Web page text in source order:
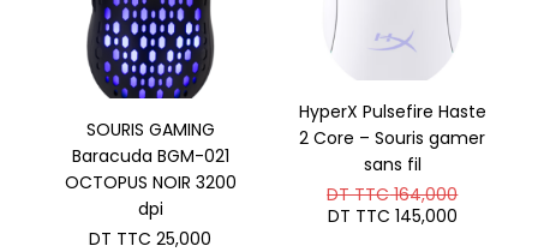
SOURIS GAMING
Baracuda BGM-021
OCTOPUS NOIR 3200
dpi
DT TTC 25,000
HyperX Pulsefire Haste
2 Core – Souris gamer
sans fil
DT TTC164,000Le
DT TTC 145,000Le